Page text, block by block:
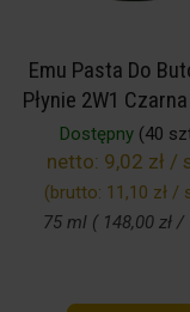
Emu Pasta Do
Płynie 2W1
Dostępny(40
netto: 9,02 zł /
(brutto: 11,10 zł /
75 ml ( 148,00 zł /